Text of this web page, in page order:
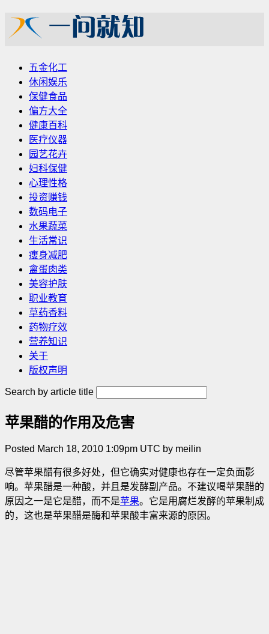
五金化工
休闲娱乐
保健食品
偏方大全
健康百科
医疗仪器
园艺花卉
妇科保健
心理性格
投资赚钱
数码电子
水果蔬菜
生活常识
瘦身减肥
禽蛋肉类
美容护肤
职业教育
草药香料
药物疗效
营养知识
关于
版权声明
Search by article title
苹果醋的作用及危害
Posted March 18, 2010 1:09pm UTC by meilin
尽管苹果醋有很多好处，但它确实对健康也存在一定负面影
响。苹果醋是一种酸，并且是发酵副产品。不建议喝苹果醋的
原因之一是它是醋，而不是苹果。它是用腐烂发酵的苹果制成
的，这也是苹果醋是酶和苹果酸丰富来源的原因。